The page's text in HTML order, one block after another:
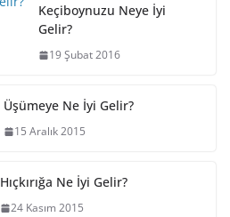
Keçiboynuzu Neye İyi
Gelir?
19 Şubat 2016
Üşümeye Ne İyi Gelir?
15 Aralık 2015
Hıçkırığa Ne İyi Gelir?
24 Kasım 2015